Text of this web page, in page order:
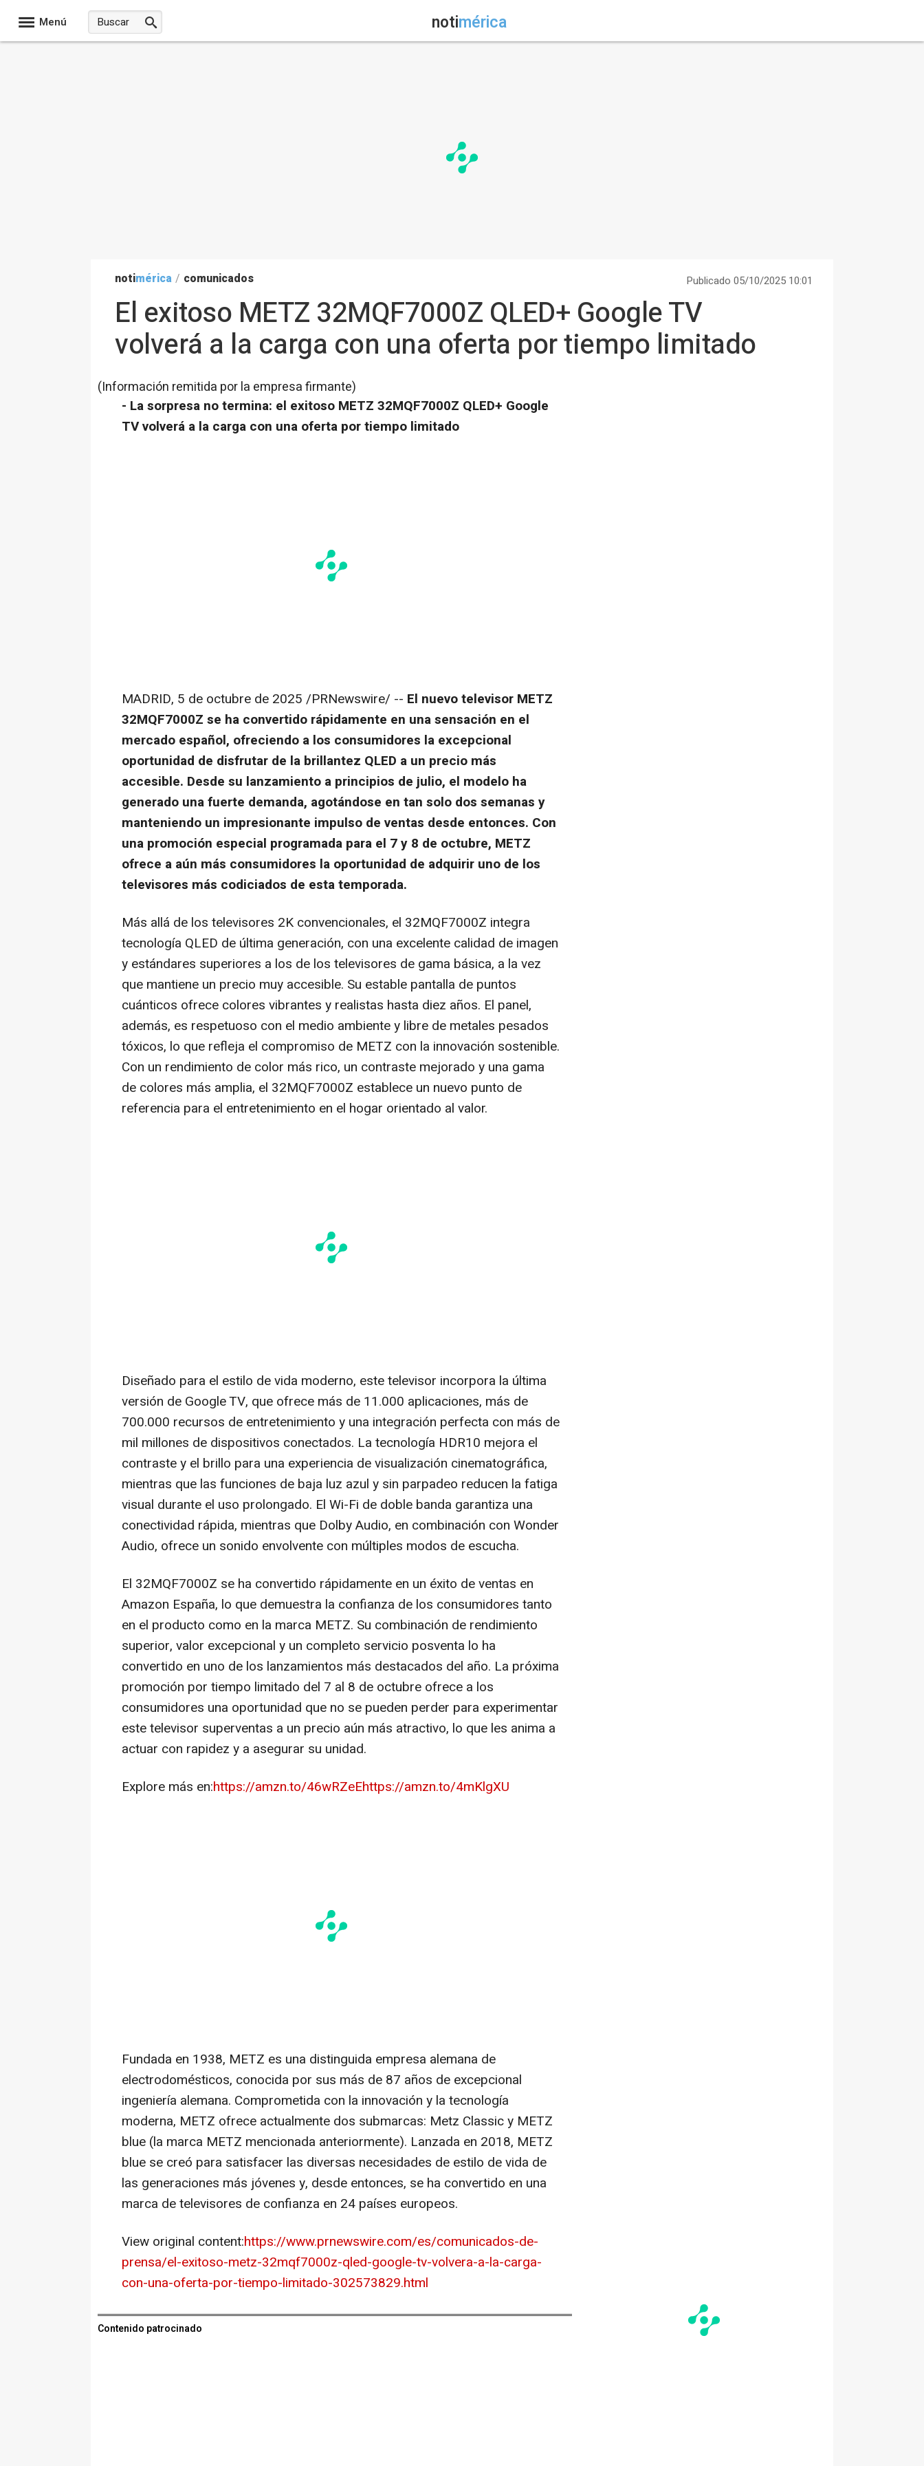
Menú notimérica
notimérica / comunicados Publicado 05/10/2025 10:01
El exitoso METZ 32MQF7000Z QLED+ Google TV
volverá a la carga con una oferta por tiempo limitado
(Información remitida por la empresa firmante)
- La sorpresa no termina: el exitoso METZ 32MQF7000Z QLED+ Google
TV volverá a la carga con una oferta por tiempo limitado
MADRID, 5 de octubre de 2025 /PRNewswire/ -- El nuevo televisor METZ
32MQF7000Z se ha convertido rápidamente en una sensación en el
mercado español, ofreciendo a los consumidores la excepcional
oportunidad de disfrutar de la brillantez QLED a un precio más
accesible. Desde su lanzamiento a principios de julio, el modelo ha
generado una fuerte demanda, agotándose en tan solo dos semanas y
manteniendo un impresionante impulso de ventas desde entonces. Con
una promoción especial programada para el 7 y 8 de octubre, METZ
ofrece a aún más consumidores la oportunidad de adquirir uno de los
televisores más codiciados de esta temporada.
Más allá de los televisores 2K convencionales, el 32MQF7000Z integra
tecnología QLED de última generación, con una excelente calidad de imagen
y estándares superiores a los de los televisores de gama básica, a la vez
que mantiene un precio muy accesible. Su estable pantalla de puntos
cuánticos ofrece colores vibrantes y realistas hasta diez años. El panel,
además, es respetuoso con el medio ambiente y libre de metales pesados
tóxicos, lo que refleja el compromiso de METZ con la innovación sostenible.
Con un rendimiento de color más rico, un contraste mejorado y una gama
de colores más amplia, el 32MQF7000Z establece un nuevo punto de
referencia para el entretenimiento en el hogar orientado al valor.
Diseñado para el estilo de vida moderno, este televisor incorpora la última
versión de Google TV, que ofrece más de 11.000 aplicaciones, más de
700.000 recursos de entretenimiento y una integración perfecta con más de
mil millones de dispositivos conectados. La tecnología HDR10 mejora el
contraste y el brillo para una experiencia de visualización cinematográfica,
mientras que las funciones de baja luz azul y sin parpadeo reducen la fatiga
visual durante el uso prolongado. El Wi-Fi de doble banda garantiza una
conectividad rápida, mientras que Dolby Audio, en combinación con Wonder
Audio, ofrece un sonido envolvente con múltiples modos de escucha.
El 32MQF7000Z se ha convertido rápidamente en un éxito de ventas en
Amazon España, lo que demuestra la confianza de los consumidores tanto
en el producto como en la marca METZ. Su combinación de rendimiento
superior, valor excepcional y un completo servicio posventa lo ha
convertido en uno de los lanzamientos más destacados del año. La próxima
promoción por tiempo limitado del 7 al 8 de octubre ofrece a los
consumidores una oportunidad que no se pueden perder para experimentar
este televisor superventas a un precio aún más atractivo, lo que les anima a
actuar con rapidez y a asegurar su unidad.
Explore más en:https://amzn.to/46wRZeEhttps://amzn.to/4mKlgXU
Fundada en 1938, METZ es una distinguida empresa alemana de
electrodomésticos, conocida por sus más de 87 años de excepcional
ingeniería alemana. Comprometida con la innovación y la tecnología
moderna, METZ ofrece actualmente dos submarcas: Metz Classic y METZ
blue (la marca METZ mencionada anteriormente). Lanzada en 2018, METZ
blue se creó para satisfacer las diversas necesidades de estilo de vida de
las generaciones más jóvenes y, desde entonces, se ha convertido en una
marca de televisores de confianza en 24 países europeos.
View original content:https://www.prnewswire.com/es/comunicados-de-
prensa/el-exitoso-metz-32mqf7000z-qled-google-tv-volvera-a-la-carga-
con-una-oferta-por-tiempo-limitado-302573829.html
Contenido patrocinado